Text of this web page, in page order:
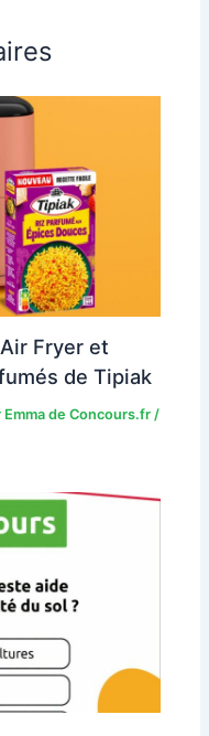
Fryer et
de Tipiak
Emma de Concours.fr/